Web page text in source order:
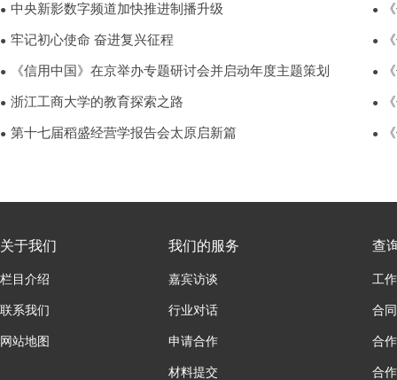
● 中央新影数字频道加快推进制播升级
● 牢记初心使命 奋进复兴征程
● 《信用中国》在京举办专题研讨会并启动年度主题策划
● 浙江工商大学的教育探索之路
● 第十七届稻盛经营学报告会太原启新篇
●
●
●
●
●
关于我们
栏目介绍
联系我们
网站地图
我们的服务
嘉宾访谈
行业对话
申请合作
材料提交
查
工
合
合
合